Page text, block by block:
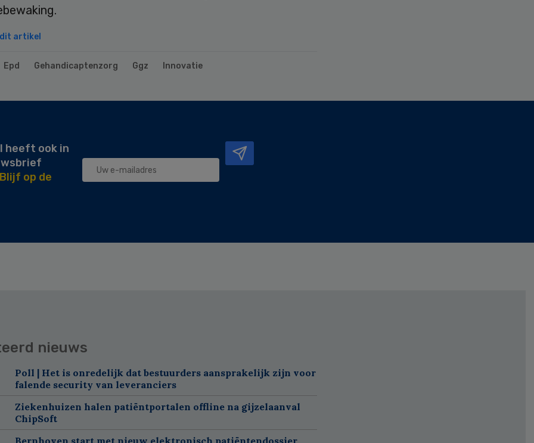
artikel
Epd Gehandicaptenzorg Ggz Innovatie
heeft ook in
Blijf op de
nieuws
Poll | Het is onredelijk dat bestuurders aansprakelijk zijn voor
falende security van leveranciers
Ziekenhuizen halen patiëntportalen offline na gijzelaanval
ChipSoft
Bernhoven start met nieuw elektronisch patiëntendossier